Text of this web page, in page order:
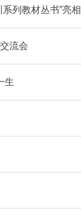
列教材丛书”亮
流会
生